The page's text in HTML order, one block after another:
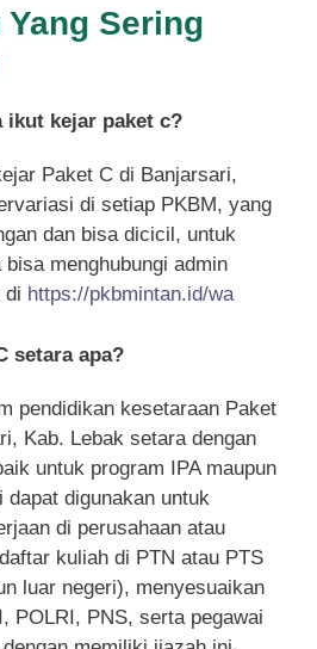
Sering
ikut kejar paket c?
Paket C di Banjarsari,
di setiap PKBM, yang
dan bisa dicicil, untuk
menghubungi admin
di https://pkbmintan.id/wa
setara apa?
pendidikan kesetaraan Paket
Kab. Lebak setara dengan
untuk program IPA maupun
dapat digunakan untuk
di perusahaan atau
kuliah di PTN atau PTS
luar negeri), menyesuaikan
POLRI, PNS, serta pegawai